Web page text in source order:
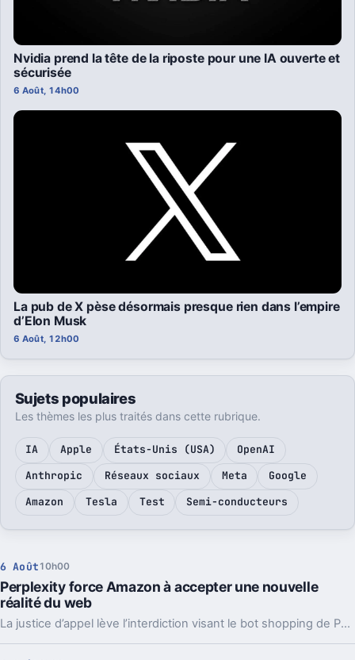
Nvidia prend la tête de la riposte pour une IA ouverte et
sécurisée
6 Août, 14h00
La pub de X pèse désormais presque rien dans l’empire
d’Elon Musk
6 Août, 12h00
Sujets populaires
Les thèmes les plus traités dans cette rubrique.
IA Apple États-Unis (USA)
OpenAI
Anthropic
Réseaux sociaux Meta
Google
Amazon
Tesla Test Semi-conducteurs
6 Août 10h00
Perplexity force Amazon à accepter une nouvelle
réalité du web
La justice d’appel lève l’interdiction visant le bot shopping de Perplexity sur Amazon. Une victoire nette, mais loin d’être la fin du match.